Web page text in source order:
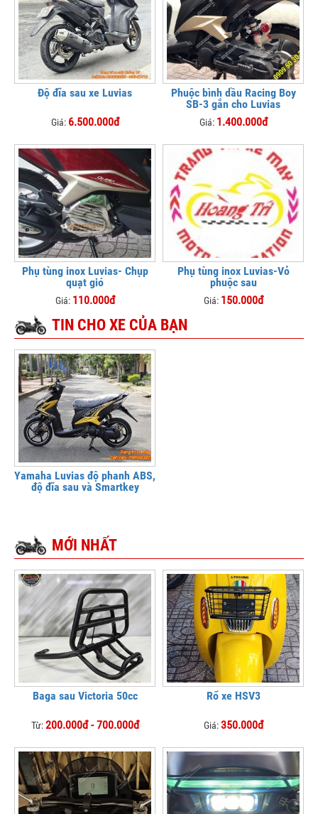
Độ đĩa sau xe Luvias
Giá: 6.500.000đ
Phuộc bình dầu Racing Boy
SB-3 gắn cho Luvias
Giá: 1.400.000đ
Phụ tùng inox Luvias- Chụp
quạt gió
Giá: 110.000đ
Phụ tùng inox Luvias-Vỏ
phuộc sau
Giá: 150.000đ
TIN CHO XE CỦA BẠN
Yamaha Luvias độ phanh ABS,
độ đĩa sau và Smartkey
MỚI NHẤT
Baga sau Victoria 50cc
Từ:200.000đ - 700.000đ
Rổ xe HSV3
Giá:350.000đ